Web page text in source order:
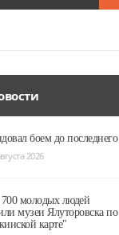
боем до последнего
2026
700 молодых людей
музеи Ялуторовска по
карте"